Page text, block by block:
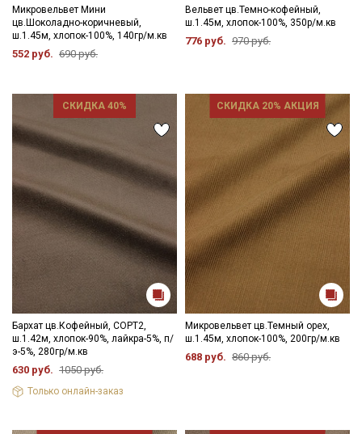
Микровельвет Мини
цв.Шоколадно-коричневый,
ш.1.45м, хлопок-100%, 140гр/м.кв
552 руб. 690 руб.
Вельвет цв.Темно-кофейный,
ш.1.45м, хлопок-100%, 350р/м.кв
776 руб. 970 руб.
СКИДКА 40%
Бархат цв.Кофейный, СОРТ2,
ш.1.42м, хлопок-90%, лайкра-5%, п/
э-5%, 280гр/м.кв
630 руб. 1050 руб.
Только онлайн-заказ
СКИДКА 20% АКЦИЯ
Микровельвет цв.Темный орех,
ш.1.45м, хлопок-100%, 200гр/м.кв
688 руб. 860 руб.